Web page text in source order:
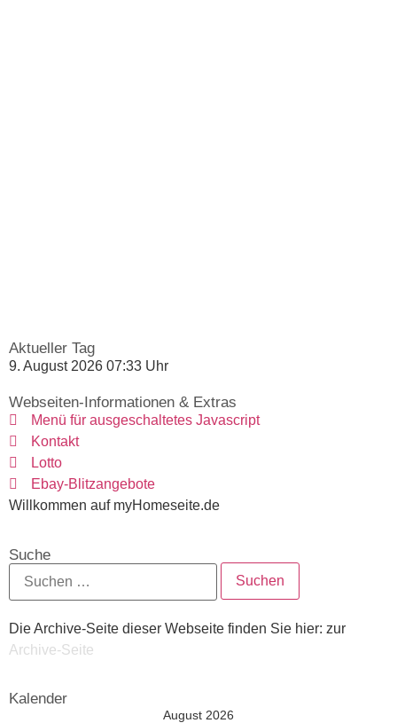
Aktueller Tag
9. August 2026 07:33 Uhr
Webseiten-Informationen & Extras
Menü für ausgeschaltetes Javascript
Kontakt
Lotto
Ebay-Blitzangebote
Willkommen auf myHomeseite.de
Suche
Die Archive-Seite dieser Webseite finden Sie hier: zur
Archive-Seite
Kalender
August 2026